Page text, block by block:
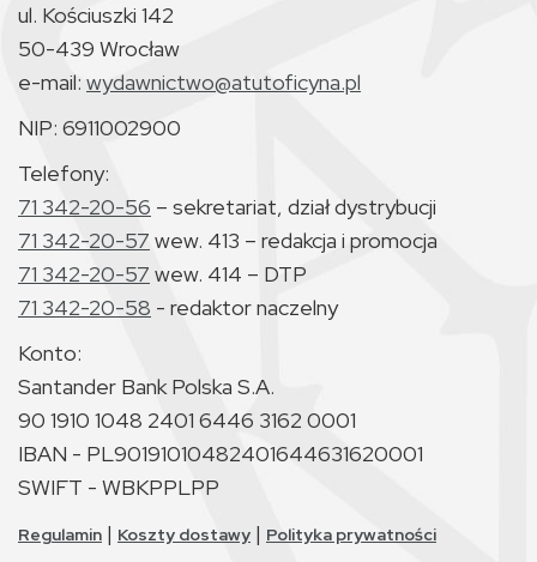
ul. Kościuszki 142
50-439 Wrocław
e-mail: wydawnictwo@atutoficyna.pl
NIP: 6911002900
Telefony:
71 342-20-56 – sekretariat, dział dystrybucji
71 342-20-57 wew. 413 – redakcja i promocja
71 342-20-57 wew. 414 – DTP
71 342-20-58 - redaktor naczelny
Konto:
Santander Bank Polska S.A.
90 1910 1048 2401 6446 3162 0001
IBAN - PL90191010482401644631620001
SWIFT - WBKPPLPP
Regulamin | Koszty dostawy | Polityka prywatności